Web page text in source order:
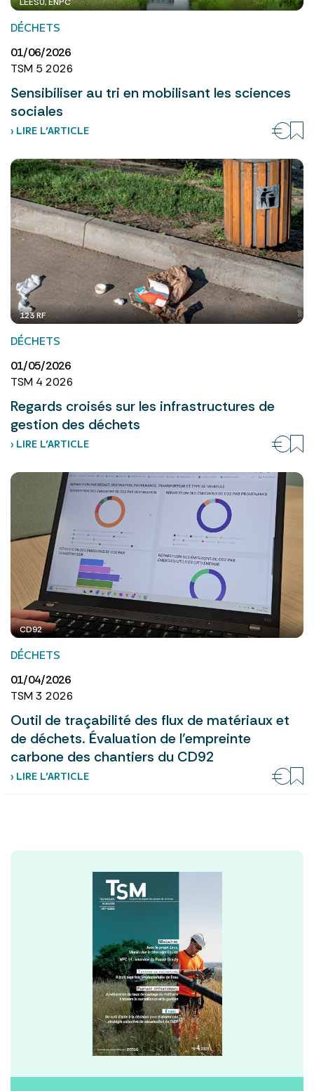
DÉCHETS
01/06/2026
TSM 5 2026
Sensibiliser au tri en mobilisant les sciences
sociales
› LIRE L’ARTICLE
123 RF
DÉCHETS
01/05/2026
TSM 4 2026
Regards croisés sur les infrastructures de
gestion des déchets
› LIRE L’ARTICLE
CD92
DÉCHETS
01/04/2026
TSM 3 2026
Outil de traçabilité des flux de matériaux et
de déchets. Évaluation de l’empreinte
carbone des chantiers du CD92
› LIRE L’ARTICLE